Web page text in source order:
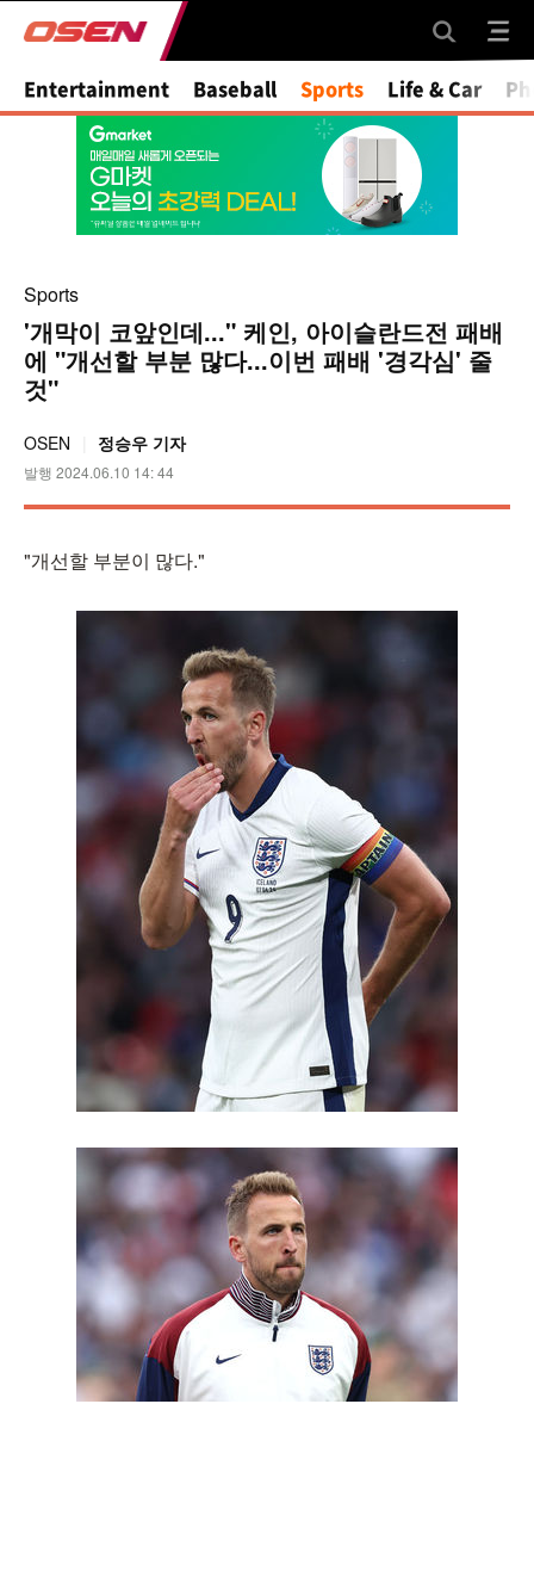
Entertainment Baseball Sports Life & Car
Sports
'개막이 코앞인데..." 케인, 아이슬란드전 패배
에 "개선할 부분 많다...이번 패배 '경각심' 줄
것"
OSEN 정승우 기자
발행 2024.06.10 14: 44
"개선할 부분이 많다."